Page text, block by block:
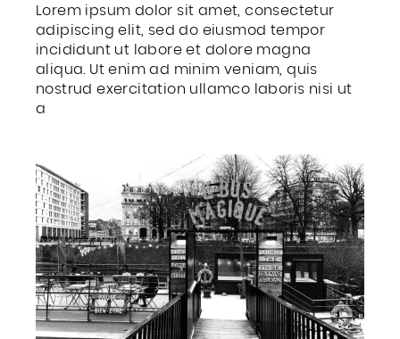
Lorem ipsum dolor sit amet, consectetur
adipiscing elit, sed do eiusmod tempor
incididunt ut labore et dolore magna
aliqua. Ut enim ad minim veniam, quis
nostrud exercitation ullamco laboris nisi ut
a